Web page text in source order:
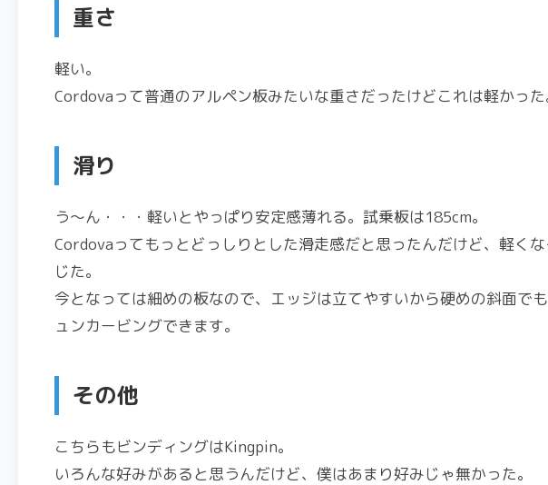
重さ
軽い。
Cordovaって普通のアルペン板みたいな重さだったけどこれは軽かった
滑り
う～ん・・・軽いとやっぱり安定感薄れる。試乗板は185cm。
Cordovaってもっとどっしりとした滑走感だと思ったんだけど、軽く
じた。
今となっては細めの板なので、エッジは立てやすいから硬めの斜面で
ュンカービングできます。
その他
こちらもビンディングはKingpin。
いろんな好みがあると思うんだけど、僕はあまり好みじゃ無かった。